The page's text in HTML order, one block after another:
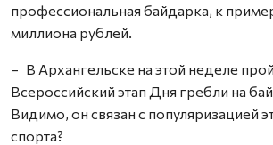
профессиональная байдарка, к
миллиона рублей.
– В Архангельске на этой неделе
Всероссийский этап Дня гребли на
Видимо, он связан с популяризацией
спорта?